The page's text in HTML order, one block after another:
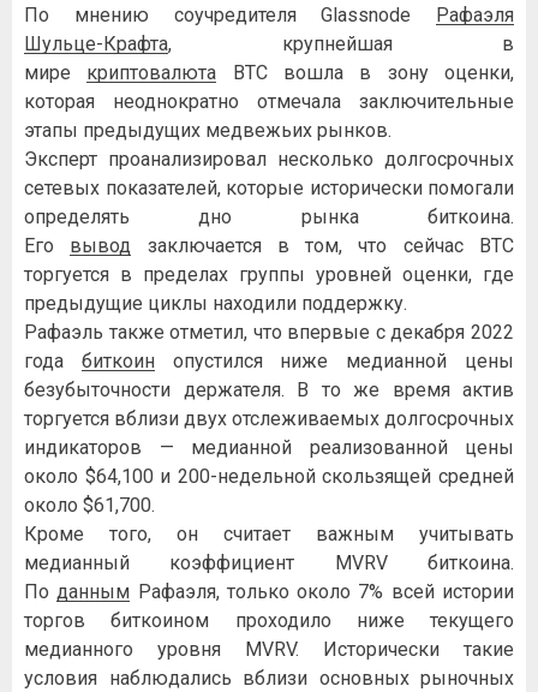
По мнению соучредителя Glassnode
Рафаэля
Шульце-Крафта, крупнейшая в
мире криптовалюта BTC вошла в зону оценки,
которая неоднократно отмечала заключительные
этапы предыдущих медвежьих рынков.
Эксперт проанализировал несколько долгосрочных
сетевых показателей, которые исторически помогали
определять дно рынка биткоина.
Его вывод заключается в том, что сейчас BTC
торгуется в пределах группы уровней оценки, где
предыдущие циклы находили поддержку.
Рафаэль также отметил, что впервые с декабря 2022
года биткоинопустился ниже медианной цены
безубыточности держателя. В то же время актив
торгуется вблизи двух отслеживаемых долгосрочных
индикаторов — медианной реализованной цены
около $64,100 и 200-недельной скользящей средней
около $61,700.
Кроме того, он считает важным учитывать
медианный коэффициент MVRV биткоина.
Поданным Рафаэля, только около 7% всей истории
торгов биткоином проходило ниже текущего
медианного уровня MVRV. Исторически такие
условия наблюдались вблизи основных рыночных